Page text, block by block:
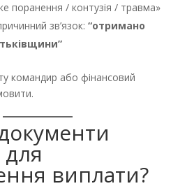
поранення / контузія / травма»
зв’язок: “отримано
командир або фінансовий
для
виплати?